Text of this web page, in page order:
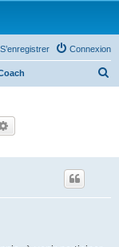
Connexion
S’enregistrer